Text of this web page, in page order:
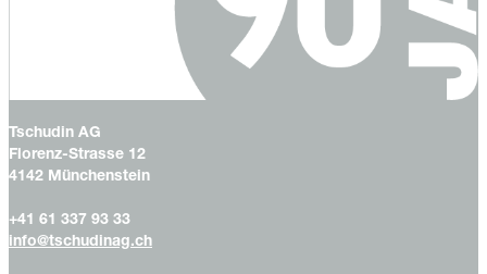
Tschudin AG
Florenz-Strasse 12
4142 Münchenstein
+41 61 337 93 33
info@tschudinag.ch